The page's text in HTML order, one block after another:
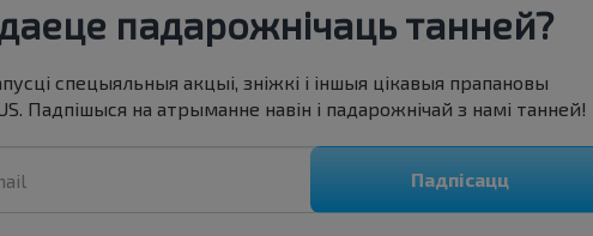
падарожнічаць танней?
спецыяльныя акцыі, зніжкі і іншыя цікавыя прапановы
Падпішыся на атрыманне навін і падарожнічай з намі танней!
Падпісацц